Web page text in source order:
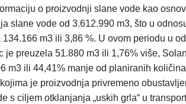
o proizvodnji slane vode kao
slane vode od 3.612.990 m3, što u
m3 ili 3,86 %. U ovom periodu u
je preuzela 51.880 m3 ili 1,76% više,
m3 ili 44,41% manje od planiranih
je proizvodnja privremeno
s ciljem otklanjanja „uskih grla“ u